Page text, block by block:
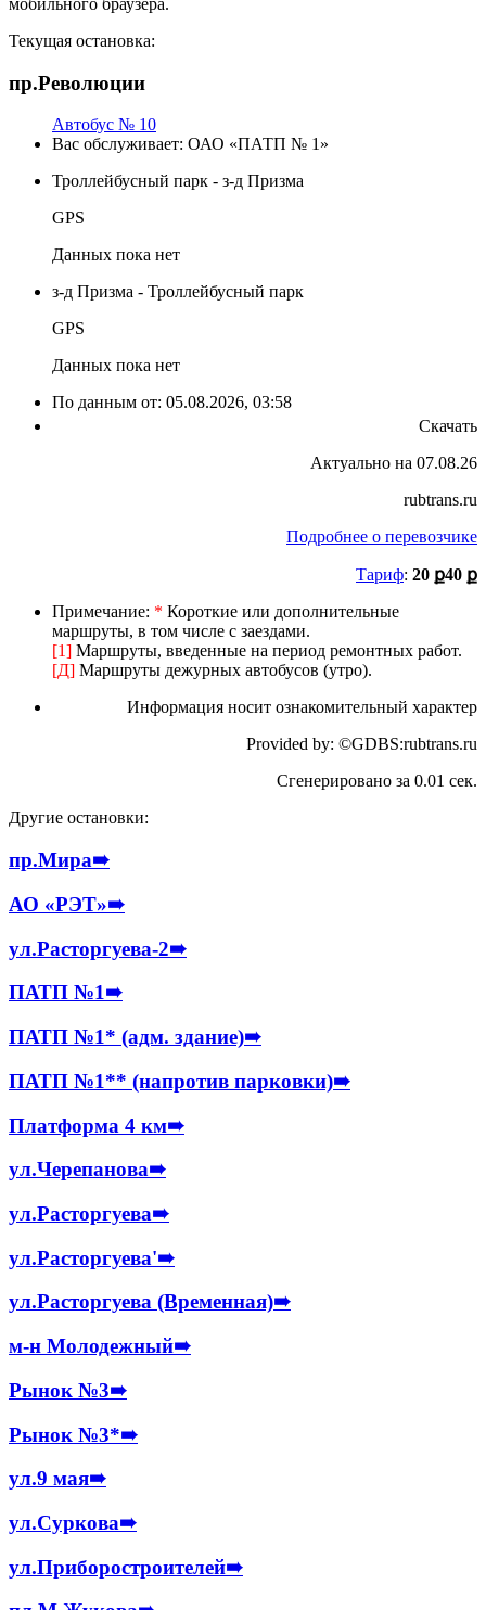
мобильного браузера.
Текущая остановка:
пр.Революции
Автобус № 10
Вас обслуживает: ОАО «ПАТП № 1»
Троллейбусный парк - з-д Призма
GPS
Данных пока нет
з-д Призма - Троллейбусный парк
GPS
Данных пока нет
По данным от: 05.08.2026, 03:58
Скачать
Актуально на 07.08.26
rubtrans.ru
Подробнее о перевозчике
Тариф: 20 ք40 ք
Примечание: * Короткие или дополнительные
маршруты, в том числе с заездами.
[1] Маршруты, введенные на период ремонтных работ.
[Д] Маршруты дежурных автобусов (утро).
Информация носит ознакомительный характер
Provided by: ©GDBS:rubtrans.ru
Сгенерировано за 0.01 сек.
Другие остановки:
пр.Мира➠
АО «РЭТ»➠
ул.Расторгуева-2➠
ПАТП №1➠
ПАТП №1* (адм. здание)➠
ПАТП №1** (напротив парковки)➠
Платформа 4 км➠
ул.Черепанова➠
ул.Расторгуева➠
ул.Расторгуева'➠
ул.Расторгуева (Временная)➠
м-н Молодежный➠
Рынок №3➠
Рынок №3*➠
ул.9 мая➠
ул.Суркова➠
ул.Приборостроителей➠